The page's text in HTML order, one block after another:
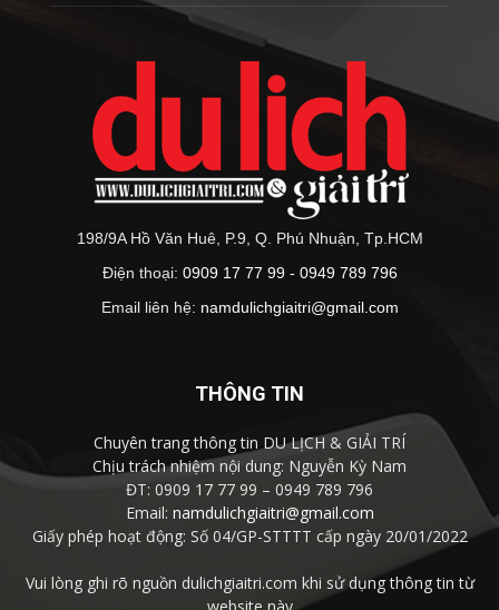
198/9A Hồ Văn Huê, P.9, Q. Phú Nhuận, Tp.HCM
Điện thoại: 0909 17 77 99 - 0949 789 796
Email liên hệ: namdulichgiaitri@gmail.com
THÔNG TIN
Chuyên trang thông tin DU LỊCH & GIẢI TRÍ
Chịu trách nhiệm nội dung: Nguyễn Kỳ Nam
ĐT: 0909 17 77 99 – 0949 789 796
Email: namdulichgiaitri@gmail.com
Giấy phép hoạt động: Số 04/GP-STTTT cấp ngày 20/01/2022
Vui lòng ghi rõ nguồn dulichgiaitri.com khi sử dụng thông tin từ